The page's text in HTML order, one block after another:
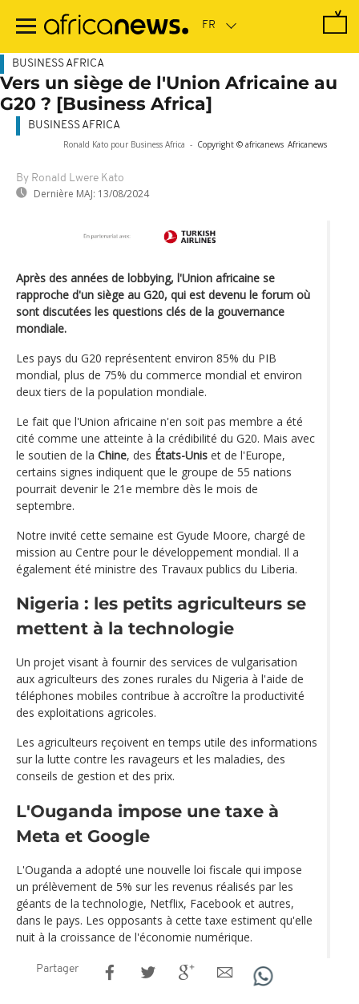
contenu
BUSINESS AFRICA
Vers un siège de l'Union Africaine au
G20 ? [Business Africa]
Ronald Kato pour Business Africa - Copyright © africanews Africanews
By Ronald Lwere Kato
Dernière MAJ: 13/08/2024
BUSINESS AFRICA
Après des années de lobbying, l'Union africaine se
rapproche d'un siège au G20, qui est devenu le forum où
sont discutées les questions clés de la gouvernance
mondiale.
Les pays du G20 représentent environ 85% du PIB
mondial, plus de 75% du commerce mondial et environ
deux tiers de la population mondiale.
Le fait que l'Union africaine n'en soit pas membre a été
cité comme une atteinte à la crédibilité du G20. Mais avec
le soutien de la Chine, des États-Unis et de l'Europe,
certains signes indiquent que le groupe de 55 nations
pourrait devenir le 21e membre dès le mois de
septembre.
Notre invité cette semaine est Gyude Moore, chargé de
mission au Centre pour le développement mondial. Il a
également été ministre des Travaux publics du Liberia.
Nigeria : les petits agriculteurs se
mettent à la technologie
Un projet visant à fournir des services de vulgarisation
aux agriculteurs des zones rurales du Nigeria à l'aide de
téléphones mobiles contribue à accroître la productivité
des exploitations agricoles.
Les agriculteurs reçoivent en temps utile des informations
sur la lutte contre les ravageurs et les maladies, des
conseils de gestion et des prix.
L'Ouganda impose une taxe à
Meta et Google
L'Ouganda a adopté une nouvelle loi fiscale qui impose
un prélèvement de 5% sur les revenus réalisés par les
géants de la technologie, Netflix, Facebook et autres,
dans le pays. Les opposants à cette taxe estiment qu'elle
nuit à la croissance de l'économie numérique.
Partager